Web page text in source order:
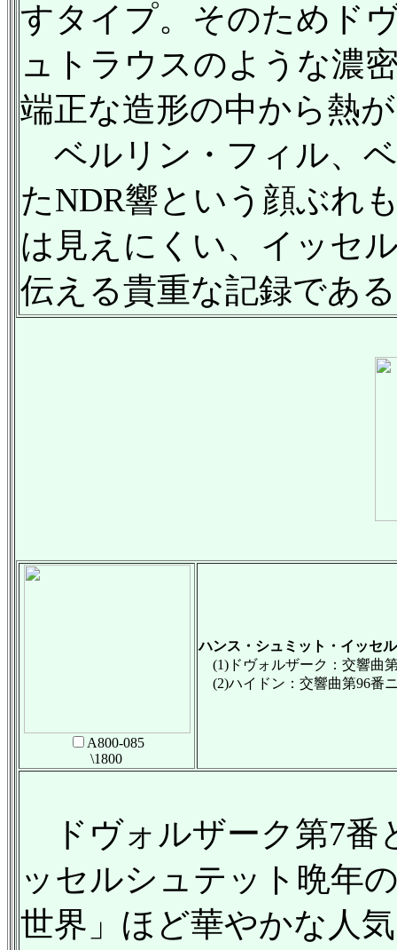
すタイプ。そのためド
ュトラウスのような濃
端正な造形の中から熱
ベルリン・フィル、
たNDR響という顔ぶれ
は見えにくい、イッセ
伝える貴重な記録であ
A800-085
\1800
ハンス・シュミット・イッセ
(1)ドヴォルザーク：交響曲
(2)ハイドン：交響曲第96番
ドヴォルザーク第7番
ッセルシュテット晩年
世界」ほど華やかな人